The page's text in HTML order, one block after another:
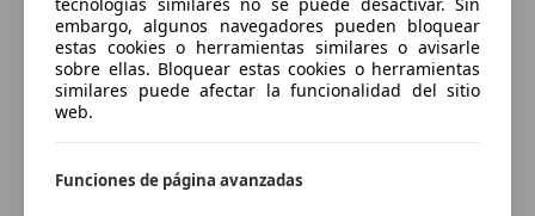
embargo, algunos navegadores pueden bloquear
estas cookies o herramientas similares o avisarle
sobre ellas. Bloquear estas cookies o herramientas
similares puede afectar la funcionalidad del sitio
web.
Funciones de página avanzadas